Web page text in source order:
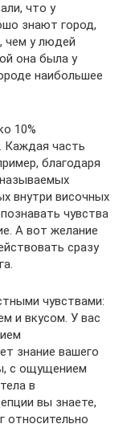
что у
знают город,
чем у людей
она была у
наибольшее
10%
Каждая часть
благодаря
внутри височных
чувства
А вот желание
сразу
чувствами:
и вкусом. У вас
знание вашего
с ощущением
в
вы знаете,
относительно